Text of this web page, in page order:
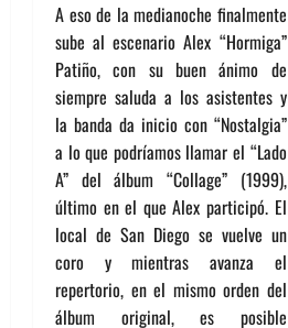
A eso de la medianoche finalmente
sube al escenario Alex “Hormiga”
Patiño, con su buen ánimo de
siempre saluda a los asistentes y
la banda da inicio con “Nostalgia”
a lo que podríamos llamar el “Lado
A” del álbum “Collage” (1999),
último en el que Alex participó. El
local de San Diego se vuelve un
coro y mientras avanza el
repertorio, en el mismo orden del
álbum original, es posible